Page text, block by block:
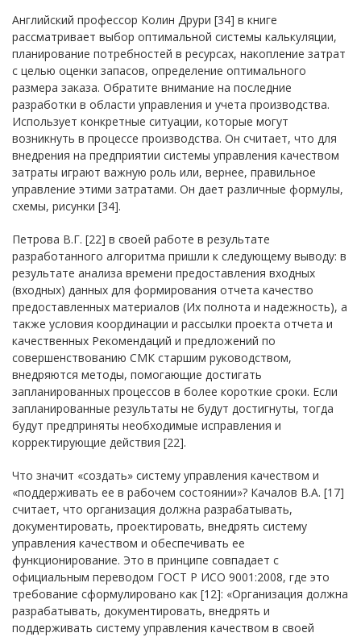
Английский профессор Колин Друри [34] в книге
рассматривает выбор оптимальной системы калькуляции,
планирование потребностей в ресурсах, накопление затрат
с целью оценки запасов, определение оптимального
размера заказа. Обратите внимание на последние
разработки в области управления и учета производства.
Использует конкретные ситуации, которые могут
возникнуть в процессе производства. Он считает, что для
внедрения на предприятии системы управления качеством
затраты играют важную роль или, вернее, правильное
управление этими затратами. Он дает различные формулы,
схемы, рисунки [34].
Петрова В.Г. [22] в своей работе в результате
разработанного алгоритма пришли к следующему выводу: в
результате анализа времени предоставления входных
(входных) данных для формирования отчета качество
предоставленных материалов (Их полнота и надежность), а
также условия координации и рассылки проекта отчета и
качественных Рекомендаций и предложений по
совершенствованию СМК старшим руководством,
внедряются методы, помогающие достигать
запланированных процессов в более короткие сроки. Если
запланированные результаты не будут достигнуты, тогда
будут предприняты необходимые исправления и
корректирующие действия [22].
Что значит «создать» систему управления качеством и
«поддерживать ее в рабочем состоянии»? Качалов В.А. [17]
считает, что организация должна разрабатывать,
документировать, проектировать, внедрять систему
управления качеством и обеспечивать ее
функционирование. Это в принципе совпадает с
официальным переводом ГОСТ Р ИСО 9001:2008, где это
требование сформулировано как [12]: «Организация должна
разрабатывать, документировать, внедрять и
поддерживать систему управления качеством в своей